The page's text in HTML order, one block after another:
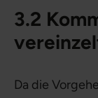
3.2
Da die